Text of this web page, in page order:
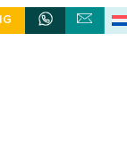
88 58 98 14
SCHRIJVEN